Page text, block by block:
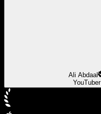
Ali Abdaal
YouTuber